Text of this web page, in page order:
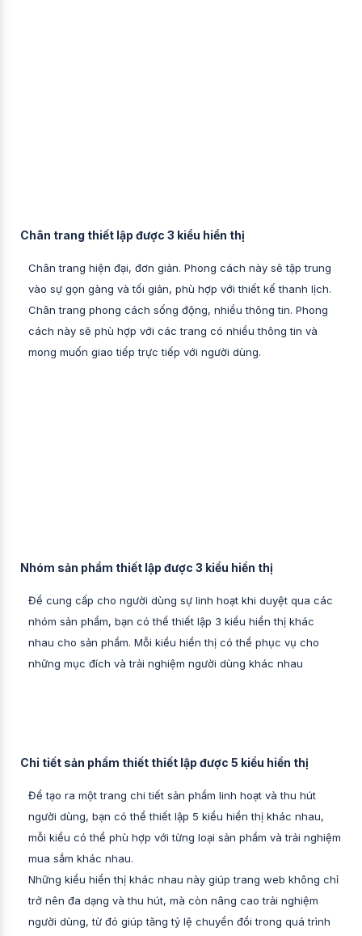
Chân trang thiết lập được 3 kiểu hiển thị
Chân trang hiện đại, đơn giản. Phong cách này sẽ tập trung
vào sự gọn gàng và tối giản, phù hợp với thiết kế thanh lịch.
Chân trang phong cách sống động, nhiều thông tin. Phong
cách này sẽ phù hợp với các trang có nhiều thông tin và
mong muốn giao tiếp trực tiếp với người dùng.
Nhóm sản phẩm thiết lập được 3 kiểu hiển thị
Để cung cấp cho người dùng sự linh hoạt khi duyệt qua các
nhóm sản phẩm, bạn có thể thiết lập 3 kiểu hiển thị khác
nhau cho sản phẩm. Mỗi kiểu hiển thị có thể phục vụ cho
những mục đích và trải nghiệm người dùng khác nhau
Chi tiết sản phẩm thiết thiết lập được 5 kiểu hiển thị
Để tạo ra một trang chi tiết sản phẩm linh hoạt và thu hút
người dùng, bạn có thể thiết lập 5 kiểu hiển thị khác nhau,
mỗi kiểu có thể phù hợp với từng loại sản phẩm và trải nghiệm
mua sắm khác nhau.
Những kiểu hiển thị khác nhau này giúp trang web không chỉ
trở nên đa dạng và thu hút, mà còn nâng cao trải nghiệm
người dùng, từ đó giúp tăng tỷ lệ chuyển đổi trong quá trình